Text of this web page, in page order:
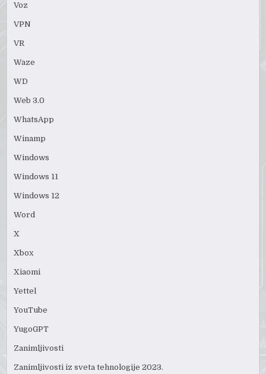
Voz
VPN
VR
Waze
WD
Web 3.0
WhatsApp
Winamp
Windows
Windows 11
Windows 12
Word
X
Xbox
Xiaomi
Yettel
YouTube
YugoGPT
Zanimljivosti
Zanimljivosti iz sveta tehnologije 2023.